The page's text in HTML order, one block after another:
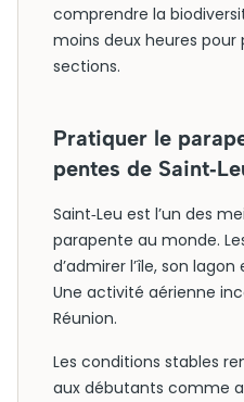
comprendre la
moins deux heures
sections.
Pratiquer le
pentes de
Saint‑Leu est l’un des
parapente au monde.
d’admirer l’île, son
Une activité aérienne
Réunion.
Les conditions stables
aux débutants comme